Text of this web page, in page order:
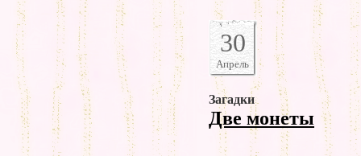
30
Апрель
Загадки
Две монеты